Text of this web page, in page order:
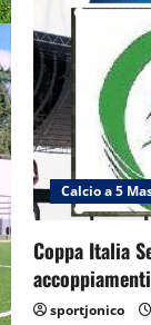
Calcio a 5
Coppa Italia
sportjonico